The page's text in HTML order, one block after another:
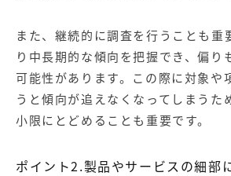
また、継続的に調査を行うことも重
り中長期的な傾向を把握でき、偏り
可能性があります。この際に対象や
うと傾向が追えなくなってしまうた
小限にとどめることも重要です。
ポイント2.製品やサービスの細部